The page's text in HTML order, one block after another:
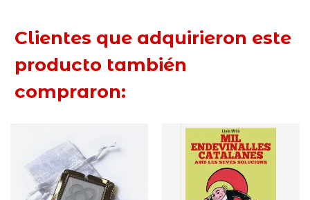
Clientes que adquirieron este
producto también
compraron: